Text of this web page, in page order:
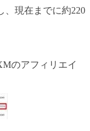
、現在までに約220
のアフィリエイ